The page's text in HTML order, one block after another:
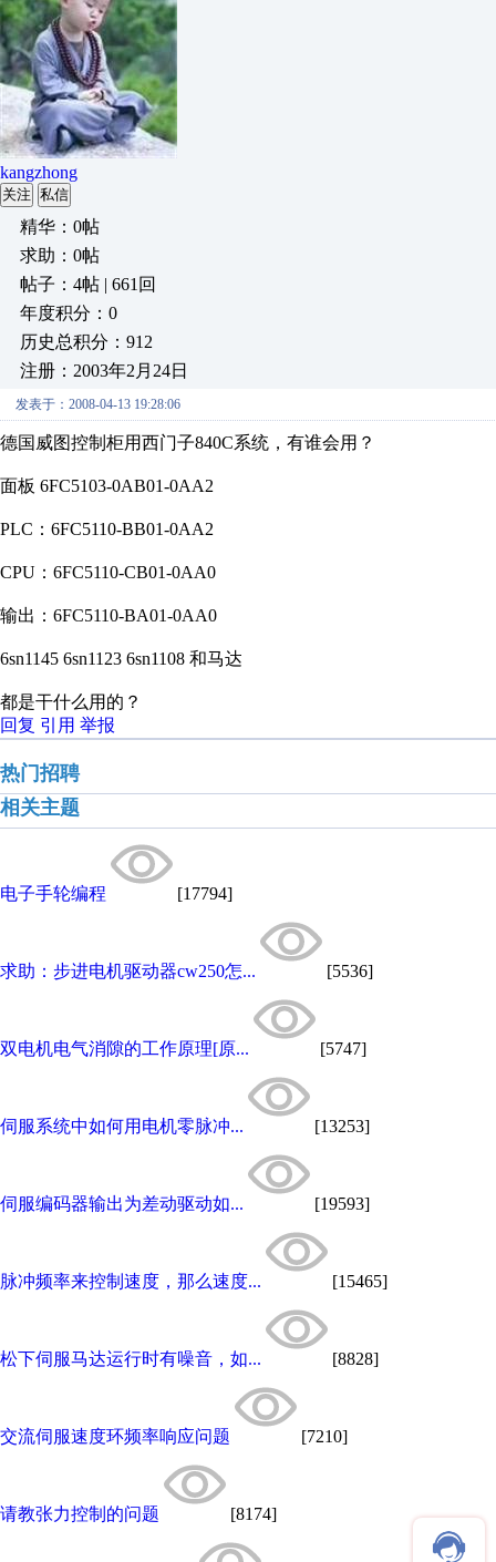
kangzhong
关注 私信
精华：0帖
求助：0帖
帖子：4帖 | 661回
年度积分：0
历史总积分：912
注册：2003年2月24日
发表于：2008-04-13 19:28:06
德国威图控制柜用西门子840C系统，有谁会用？
面板 6FC5103-0AB01-0AA2
PLC：6FC5110-BB01-0AA2
CPU：6FC5110-CB01-0AA0
输出：6FC5110-BA01-0AA0
6sn1145 6sn1123 6sn1108 和马达
都是干什么用的？
回复 引用 举报
热门招聘
相关主题
电子手轮编程 [17794]
求助：步进电机驱动器cw250怎... [5536]
双电机电气消隙的工作原理[原... [5747]
伺服系统中如何用电机零脉冲... [13253]
伺服编码器输出为差动驱动如... [19593]
脉冲频率来控制速度，那么速度... [15465]
松下伺服马达运行时有噪音，如... [8828]
交流伺服速度环频率响应问题 [7210]
请教张力控制的问题 [8174]